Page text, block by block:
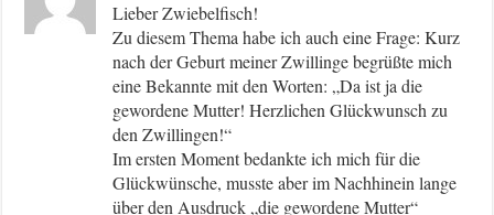
Lieber Zwiebelfisch!
Zu diesem Thema habe ich auch eine Frage: Kurz
nach der Geburt meiner Zwillinge begrüßte mich
eine Bekannte mit den Worten: „Da ist ja die
gewordene Mutter! Herzlichen Glückwunsch zu
den Zwillingen!“
Im ersten Moment bedankte ich mich für die
Glückwünsche, musste aber im Nachhinein lange
über den Ausdruck „die gewordene Mutter“